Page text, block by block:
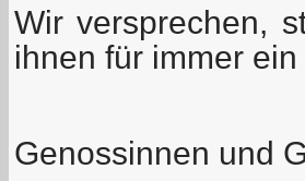
Wir versprechen,
ihnen für immer
Genossinnen und